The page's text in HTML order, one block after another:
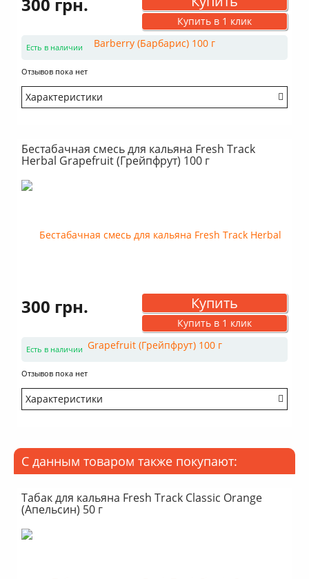
Купить в 1 клик
Есть в наличии
Отзывов пока нет
Характеристики
Аромат: Сладкий
Аромат: Ягодный
Аромат: Свежий
Дымность: Много
Бестабачная смесь для кальяна Fresh Track
Herbal Grapefruit (Грейпфрут) 100 г
300 грн. Купить
Купить в 1 клик
Есть в наличии
Отзывов пока нет
Характеристики
Аромат: Сладкий
Аромат: Цитрусовый
Дымность: Много
С данным товаром также покупают:
Табак для кальяна Fresh Track Classic Orange
(Апельсин) 50 г